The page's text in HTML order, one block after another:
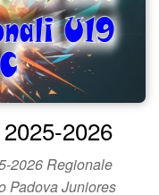
2026
2026 Regionale
Padova Juniores